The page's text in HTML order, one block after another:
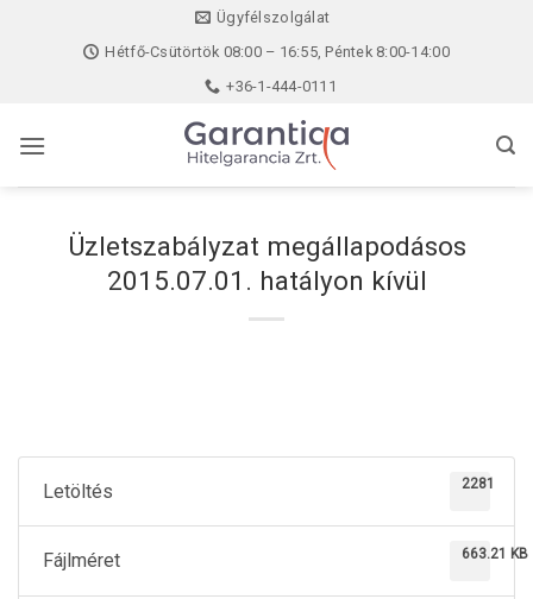
Ügyfélszolgálat
Hétfő-Csütörtök 08:00 – 16:55, Péntek 8:00-14:00
+36-1-444-0111
Üzletszabályzat megállapodásos
2015.07.01. hatályon kívül
Letöltés 2281
Fájlméret 663.21 KB